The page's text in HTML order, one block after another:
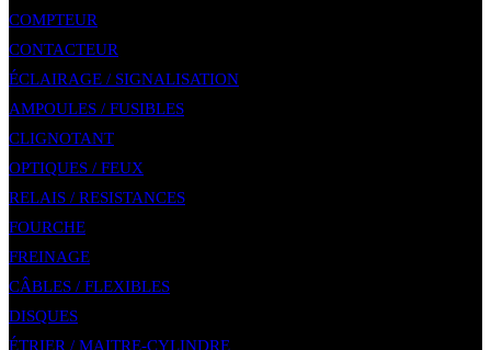
COMPTEUR
CONTACTEUR
ÉCLAIRAGE / SIGNALISATION
AMPOULES / FUSIBLES
CLIGNOTANT
OPTIQUES / FEUX
RELAIS / RESISTANCES
FOURCHE
FREINAGE
CÂBLES / FLEXIBLES
DISQUES
ÉTRIER / MAITRE-CYLINDRE